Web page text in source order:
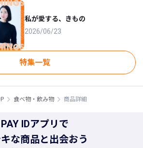
私が愛する、きもの
2026/06/23
特集一覧
食べ物・飲み物 商品詳細
PAY IDアプリで
な商品と出会おう